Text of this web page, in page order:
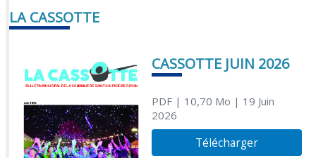
LA CASSOTTE
CASSOTTE JUIN 2026
PDF| 10,70 Mo | 19 Juin
2026
Télécharger